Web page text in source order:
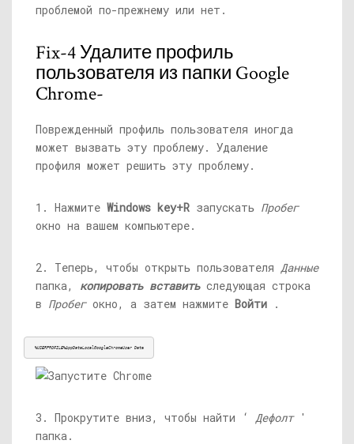
проблемой по-прежнему или нет.
Fix-4 Удалите профиль
пользователя из папки Google
Chrome-
Поврежденный профиль пользователя иногда
может вызвать эту проблему. Удаление
профиля может решить эту проблему.
1. Нажмите Windows key+R запускать Пробег
окно на вашем компьютере.
2. Теперь, чтобы открыть пользователя Данные
папка, копировать вставить следующая строка
в Пробегокно, а затем нажмите Войти .
%USERPROFILE%AppDataLocalGoogleChromeUser Data
3. Прокрутите вниз, чтобы найти ‘ Дефолт'
папка.